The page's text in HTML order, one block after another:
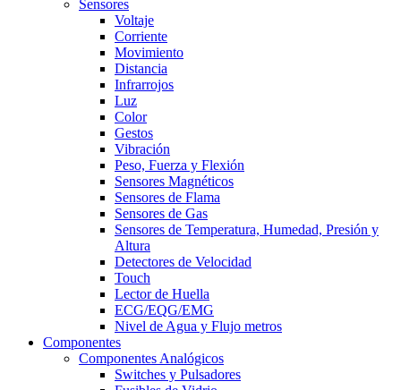
Sensores
Voltaje
Corriente
Movimiento
Distancia
Infrarrojos
Luz
Color
Gestos
Vibración
Peso, Fuerza y Flexión
Sensores Magnéticos
Sensores de Flama
Sensores de Gas
Sensores de Temperatura, Humedad, Presión y
Altura
Detectores de Velocidad
Touch
Lector de Huella
ECG/EQG/EMG
Nivel de Agua y Flujo metros
Componentes
Componentes Analógicos
Switches y Pulsadores